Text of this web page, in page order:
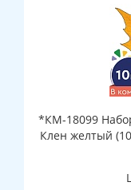
*КМ-18099
Клен желтый